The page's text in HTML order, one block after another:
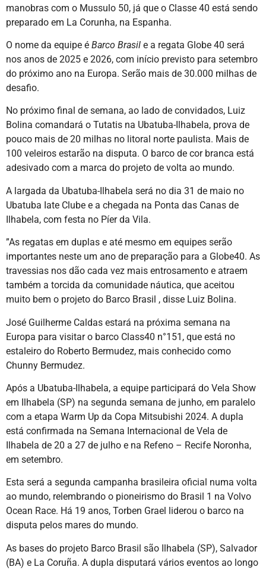
manobras com o Mussulo 50, já que o Classe 40 está sendo
preparado em La Corunha, na Espanha.
O nome da equipe é Barco Brasil e a regata Globe 40 será
nos anos de 2025 e 2026, com início previsto para setembro
do próximo ano na Europa. Serão mais de 30.000 milhas de
desafio.
No próximo final de semana, ao lado de convidados, Luiz
Bolina comandará o Tutatis na Ubatuba-Ilhabela, prova de
pouco mais de 20 milhas no litoral norte paulista. Mais de
100 veleiros estarão na disputa. O barco de cor branca está
adesivado com a marca do projeto de volta ao mundo.
A largada da Ubatuba-Ilhabela será no dia 31 de maio no
Ubatuba Iate Clube e a chegada na Ponta das Canas de
Ilhabela, com festa no Píer da Vila.
”As regatas em duplas e até mesmo em equipes serão
importantes neste um ano de preparação para a Globe40. As
travessias nos dão cada vez mais entrosamento e atraem
também a torcida da comunidade náutica, que aceitou
muito bem o projeto do Barco Brasil , disse Luiz Bolina.
José Guilherme Caldas estará na próxima semana na
Europa para visitar o barco Class40 n°151, que está no
estaleiro do Roberto Bermudez, mais conhecido como
Chunny Bermudez.
Após a Ubatuba-Ilhabela, a equipe participará do Vela Show
em Ilhabela (SP) na segunda semana de junho, em paralelo
com a etapa Warm Up da Copa Mitsubishi 2024. A dupla
está confirmada na Semana Internacional de Vela de
Ilhabela de 20 a 27 de julho e na Refeno – Recife Noronha,
em setembro.
Esta será a segunda campanha brasileira oficial numa volta
ao mundo, relembrando o pioneirismo do Brasil 1 na Volvo
Ocean Race. Há 19 anos, Torben Grael liderou o barco na
disputa pelos mares do mundo.
As bases do projeto Barco Brasil são Ilhabela (SP), Salvador
(BA) e La Coruña. A dupla disputará vários eventos ao longo